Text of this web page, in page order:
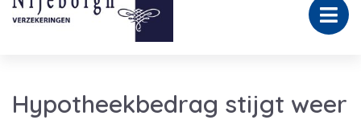
Hypotheekbedrag stijgt weer